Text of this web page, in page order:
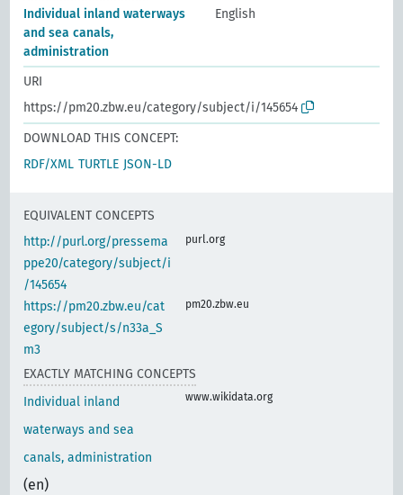
Individual inland waterways
and sea canals,
administration
English
URI
https://pm20.zbw.eu/category/subject/i/145654
DOWNLOAD THIS CONCEPT:
RDF/XML TURTLE JSON-LD
EQUIVALENT CONCEPTS
http://purl.org/pressema
ppe20/category/subject/i
/145654
purl.org
https://pm20.zbw.eu/cat
egory/subject/s/n33a_S
m3
pm20.zbw.eu
EXACTLY MATCHING CONCEPTS
Individual inland
waterways and sea
canals, administration
(en)
www.wikidata.org